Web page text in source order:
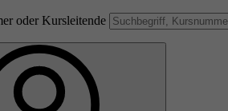
oder Kursleitende